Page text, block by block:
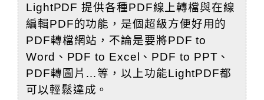
LightPDF提供各種PDF線上轉檔與在線
編輯PDF的功能，是個超級方便好用的
PDF轉檔網站， 不論是要將PDF to
Word、PDF to Excel、PDF to PPT、
PDF轉圖片…等，以上功能LightPDF都
可以輕鬆達成。